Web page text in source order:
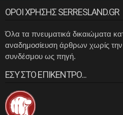
ΟΡΟΙ ΧΡΗΣΗΣ SERRESLAND.GR
Όλα τα πνευματικά δικαιώματα
αναδημοσίευση άρθρων χωρίς
συνδέσμου ως πηγή.
ΕΣΥ ΣΤΟ ΕΠΙΚΕΝΤΡΟ...